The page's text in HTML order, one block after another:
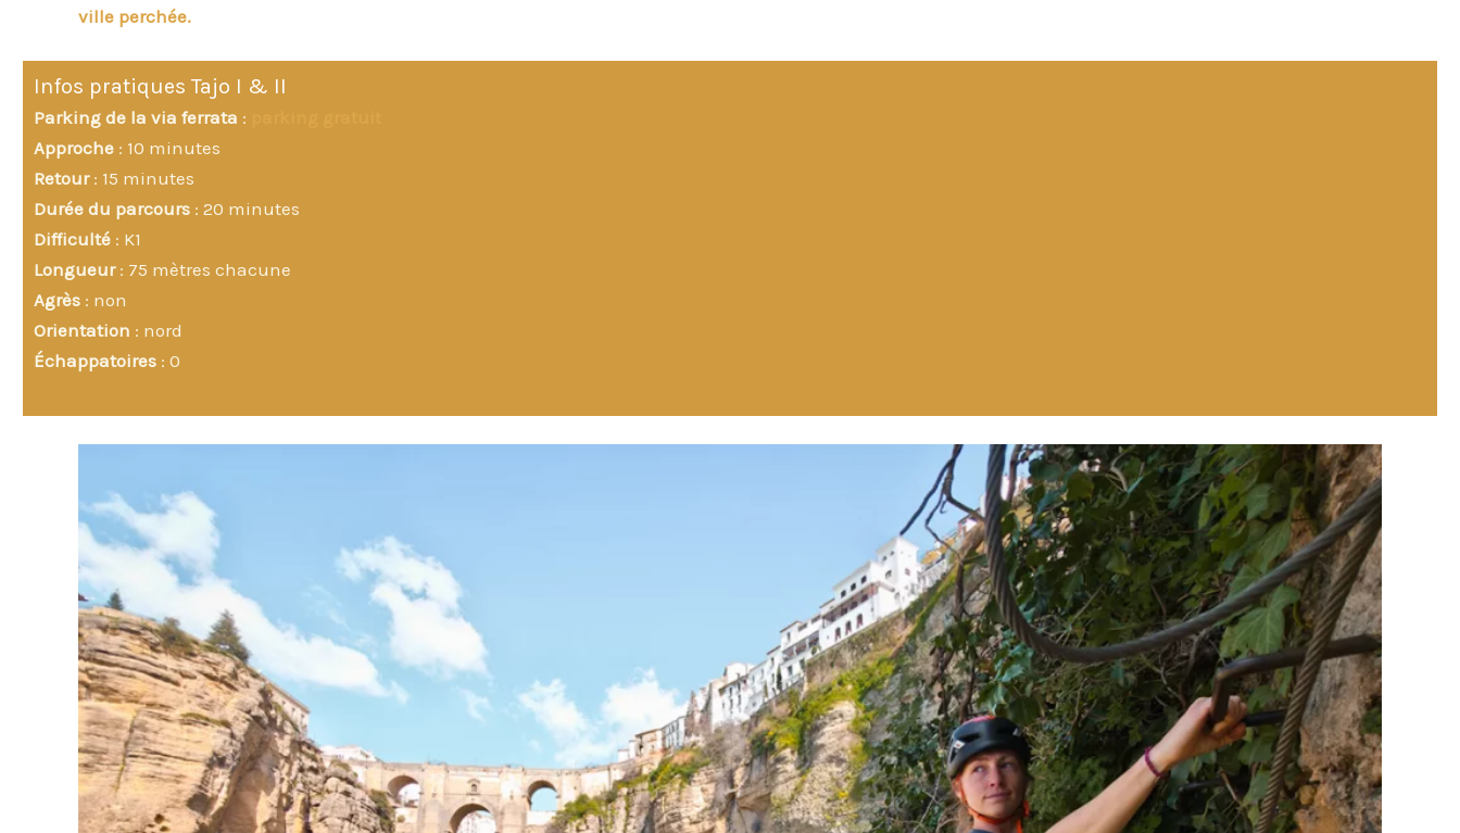
ville perchée.
Infos pratiques Tajo I & II
Parking de la via ferrata :
Approche : 10 minutes
Retour: 15 minutes
Durée du parcours : 20 minutes
Difficulté : K1
Longueur: 75 mètres chacune
Agrès : non
Orientation : nord
Échappatoires : 0